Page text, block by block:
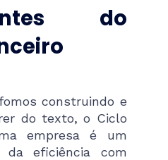
do
construindo e
do texto, o Ciclo
empresa é um
da eficiência com